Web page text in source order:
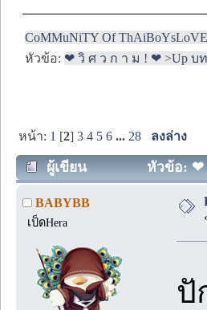
CoMMuNiTY Of ThAiBoYsLoVE
หัวข้อ:❤ วิ ศ ว ก า ม ! ❤ >Up บ
หน้า: 1 [2]3 4 5 6 ... 28 ลงล่าง
ผู้เขียน หัวข้อ: ❤
BABYBB
เป็ดHera
ปั